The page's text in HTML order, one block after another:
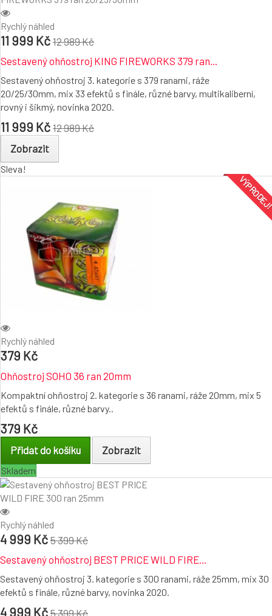
Rychlý náhled
11 999 Kč 12 989 Kč
Sestavený ohňostroj KING FIREWORKS 379 ran...
Sestavený ohňostroj 3. kategorie s 379 ranami, ráže
20/25/30mm, mix 33 efektů s finále, různé barvy, multikaliberní,
rovný i šikmý, novinka 2020.
11 999 Kč 12 989 Kč
Zobrazit
Sleva!
Rychlý náhled
379 Kč
Ohňostroj SOHO 36 ran 20mm
Kompaktní ohňostroj 2. kategorie s 36 ranami, ráže 20mm, mix 5
efektů s finále, různé barvy..
379 Kč
Přidat do košíku Zobrazit
Skladem
Rychlý náhled
4 999 Kč 5 399 Kč
Sestavený ohňostroj BEST PRICE WILD FIRE...
Sestavený ohňostroj 3. kategorie s 300 ranami, ráže 25mm, mix 30
efektů s finále, různé barvy, novinka 2020.
4 999 Kč 5 399 Kč